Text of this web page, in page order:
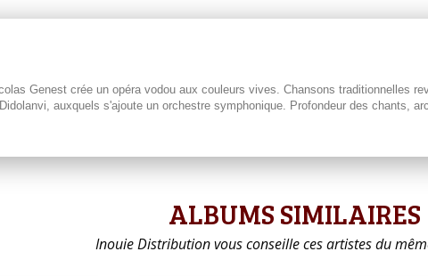
Genest crée un opéra vodou aux couleurs vives. Chansons traditionnelles
auxquels s'ajoute un orchestre symphonique. Profondeur des chants,
ALBUMS SIMILAIRES
Inouie Distribution vous conseille ces artistes du